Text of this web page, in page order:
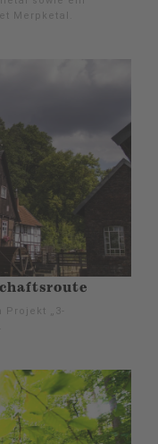
Merpketal.
„3-